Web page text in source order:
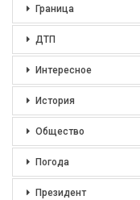
Граница
ДТП
Интересное
История
Общество
Погода
Президент